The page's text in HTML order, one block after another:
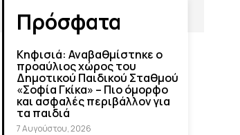
Πρόσφατα
Κηφισιά: Αναβαθμίστηκε ο
προαύλιος χώρος του
Δημοτικού Παιδικού Σταθμού
«Σοφία Γκίκα» – Πιο όμορφο
και ασφαλές περιβάλλον για
τα παιδιά
7 Αυγούστου, 2026